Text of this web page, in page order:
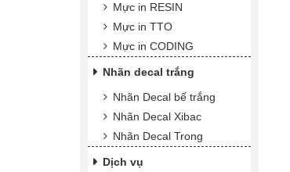
Mực in RESIN
Mực in TTO
Mực in CODING
Nhãn decal trắng
Nhãn Decal bế trắng
Nhãn Decal Xibac
Nhãn Decal Trong
Dịch vụ